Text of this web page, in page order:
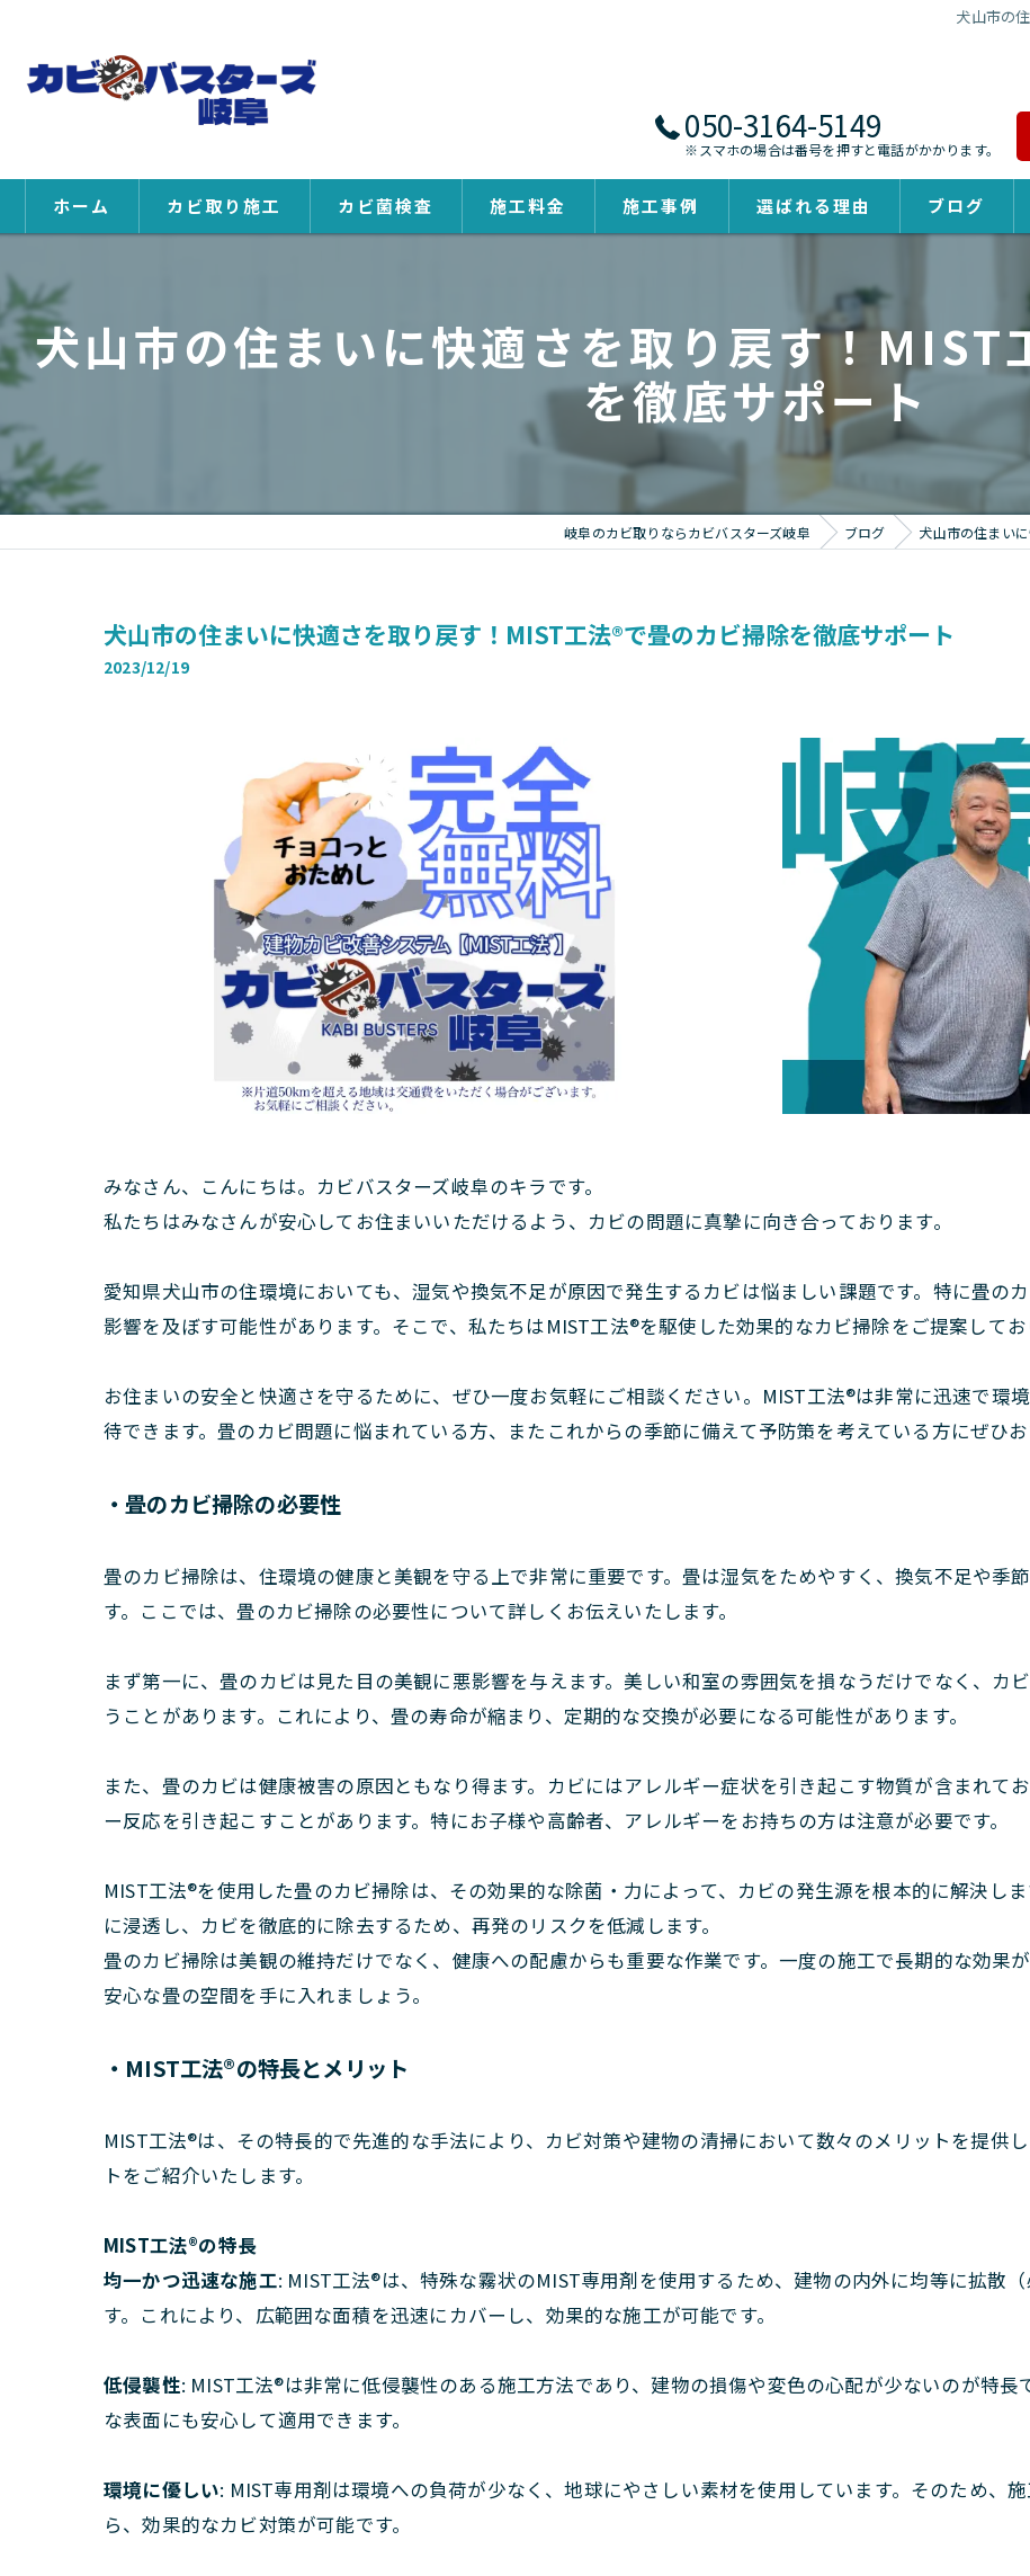
犬山市の
050-3164-5149
※スマホの場合は番号を押すと電話がかかります。
ホーム カビ取り施工 カビ菌検査 施工料金 施工事例 選ばれる理由 ブログ
犬山市の住まいに快適さを取り戻す！MIST
を徹底サポート
岐阜のカビ取りならカビバスターズ岐阜 ブログ 犬山市の住まい
犬山市の住まいに快適さを取り戻す！MIST工法®で畳のカビ掃除を徹底サポート
2023/12/19
みなさん、こんにちは。カビバスターズ岐阜のキラです。
私たちはみなさんが安心してお住まいいただけるよう、カビの問題に真摯に向き合っております。
愛知県犬山市の住環境においても、湿気や換気不足が原因で発生するカビは悩ましい課題です。特に畳の
影響を及ぼす可能性があります。そこで、私たちはMIST工法®を駆使した効果的なカビ掃除をご提案してお
お住まいの安全と快適さを守るために、ぜひ一度お気軽にご相談ください。MIST工法®は非常に迅速で環
待できます。畳のカビ問題に悩まれている方、またこれからの季節に備えて予防策を考えている方にぜひお
・畳のカビ掃除の必要性
畳のカビ掃除は、住環境の健康と美観を守る上で非常に重要です。畳は湿気をためやすく、換気不足や季
す。ここでは、畳のカビ掃除の必要性について詳しくお伝えいたします。
まず第一に、畳のカビは見た目の美観に悪影響を与えます。美しい和室の雰囲気を損なうだけでなく、カ
うことがあります。これにより、畳の寿命が縮まり、定期的な交換が必要になる可能性があります。
また、畳のカビは健康被害の原因ともなり得ます。カビにはアレルギー症状を引き起こす物質が含まれて
ー反応を引き起こすことがあります。特にお子様や高齢者、アレルギーをお持ちの方は注意が必要です。
MIST工法®を使用した畳のカビ掃除は、その効果的な除菌・力によって、カビの発生源を根本的に解決し
に浸透し、カビを徹底的に除去するため、再発のリスクを低減します。
畳のカビ掃除は美観の維持だけでなく、健康への配慮からも重要な作業です。一度の施工で長期的な効果
安心な畳の空間を手に入れましょう。
・MIST工法®の特長とメリット
MIST工法®は、その特長的で先進的な手法により、カビ対策や建物の清掃において数々のメリットを提供
トをご紹介いたします。
MIST工法®の特長
均一かつ迅速な施工: MIST工法®は、特殊な霧状のMIST専用剤を使用するため、建物の内外に均等に拡散
す。これにより、広範囲な面積を迅速にカバーし、効果的な施工が可能です。
低侵襲性: MIST工法®は非常に低侵襲性のある施工方法であり、建物の損傷や変色の心配が少ないのが特
な表面にも安心して適用できます。
環境に優しい: MIST専用剤は環境への負荷が少なく、地球にやさしい素材を使用しています。そのため、
ら、効果的なカビ対策が可能です。